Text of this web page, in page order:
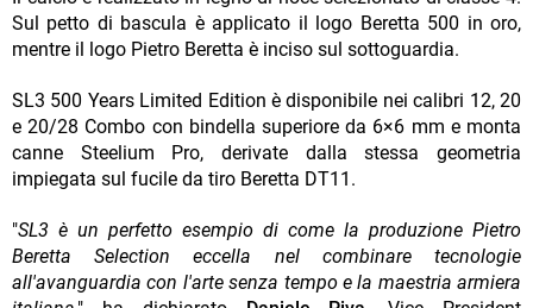
Sul petto di bascula è applicato il logo Beretta 500 in oro,
mentre il logo Pietro Beretta è inciso sul sottoguardia.
SL3 500 Years Limited Edition è disponibile nei calibri 12, 20
e 20/28 Combo con bindella superiore da 6×6 mm e monta
canne Steelium Pro, derivate dalla stessa geometria
impiegata sul fucile da tiro Beretta DT11.
"SL3 è un perfetto esempio di come la produzione Pietro
Beretta Selection eccella nel combinare tecnologie
all'avanguardia con l'arte senza tempo e la maestria armiera